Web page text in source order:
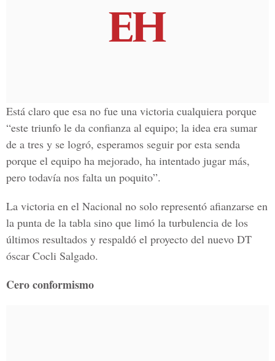
Está claro que esa no fue una victoria cualquiera porque
“este triunfo le da confianza al equipo; la idea era sumar
de a tres y se logró, esperamos seguir por esta senda
porque el equipo ha mejorado, ha intentado jugar más,
pero todavía nos falta un poquito”.
La victoria en el Nacional no solo representó afianzarse en
la punta de la tabla sino que limó la turbulencia de los
últimos resultados y respaldó el proyecto del nuevo DT
óscar Cocli Salgado.
Cero conformismo